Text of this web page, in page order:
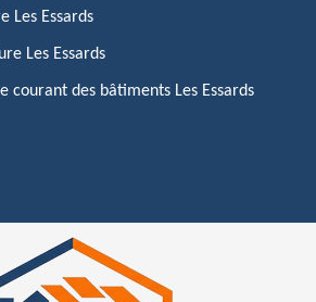
Les Essards
Les Essards
courant des bâtiments Les Essards